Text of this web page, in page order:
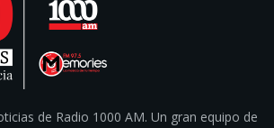
de Radio 1000 AM. Un gran equipo de